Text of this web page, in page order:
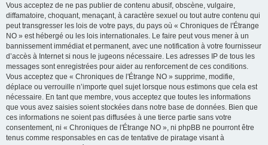
Vous acceptez de ne pas publier de contenu abusif, obscène, vulgaire,
diffamatoire, choquant, menaçant, à caractère sexuel ou tout autre contenu qui
peut transgresser les lois de votre pays, du pays où « Chroniques de l'Étrange
NO » est hébergé ou les lois internationales. Le faire peut vous mener à un
bannissement immédiat et permanent, avec une notification à votre fournisseur
d’accès à Internet si nous le jugeons nécessaire. Les adresses IP de tous les
messages sont enregistrées pour aider au renforcement de ces conditions.
Vous acceptez que « Chroniques de l'Étrange NO » supprime, modifie,
déplace ou verrouille n’importe quel sujet lorsque nous estimons que cela est
nécessaire. En tant que membre, vous acceptez que toutes les informations
que vous avez saisies soient stockées dans notre base de données. Bien que
ces informations ne soient pas diffusées à une tierce partie sans votre
consentement, ni « Chroniques de l'Étrange NO », ni phpBB ne pourront être
tenus comme responsables en cas de tentative de piratage visant à